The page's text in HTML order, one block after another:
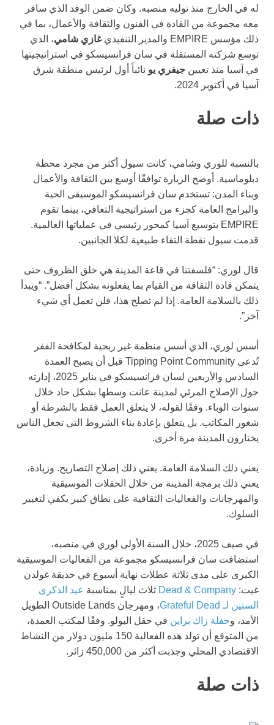
له في الخارج منذ توليه منصبه. وكان ضمن الوفد الذي سافر
معه مجموعة من القادة في الفنون والثقافة والأعمال، بما في
ذلك مؤسس EMPIRE والمدير التنفيذي
غازي شامي، الذي
توسع شركته المستقلة في سان فرانسيسكو في استراتيجيتها
في آسيا منذ تعيين جيفري يو نائباً أول لرئيس منطقة شرق
آسيا في أكتوبر 2024.
ذات صلة
بالنسبة للوري وشامي، كانت سيول أكثر من مجرد محطة
دبلوماسية. أوضح الزيارة توافقًا أوسع بين الثقافة والأعمال
وبناء المدن: تستخدم سان فرانسيسكو الموسيقى الحية
والبرامج العامة كجزء من استراتيجية التعافي، بينما تقوم
EMPIRE بتوسيع آسيا كمحور رئيسي في عملياتها العالمية.
قدمت سيول نقطة التقاء طبيعية لكلا الجانبين.
قال لوري: “فلسفتنا في قاعة المدينة هي خلق الظروف حتى
يتمكن قادة الثقافة من القيام بما يفعلونه بشكل أفضل”. “ويبدأ
ذلك بالسلامة العامة. إذا لم تصلح هذا، فلن تعمل أي شيء
آخر”.
أسس لوري، الذي أسس منظمة غير ربحية لمكافحة الفقر
تُدعى Tipping Point Community قبل أن يصبح العمدة
السادس والأربعين لسان فرانسيسكو في يناير 2025، إدارته
حول الإصلاح المرئي لمدينة عانت وسطها بشكل حاد خلال
سنوات الوباء. وفقًا لقوله، لا يتعلق العمل فقط بالشرطة أو
شغور المكاتب. بل يتعلق بإعادة بناء الشروط التي تجعل الناس
يختارون المدينة مرة أخرى.
يعني ذلك السلامة العامة. يعني ذلك إصلاح التصاريح. وزيادة،
يعني ذلك برمجة المدينة من خلال الحفلات الموسيقية
والمهرجانات والفعاليات الثقافية على نطاق كبير يكفي لتغيير
السلوك.
في صيف 2025، خلال السنة الأولى لوري في منصبه،
استضافت سان فرانسيسكو مجموعة من الفعاليات الموسيقية
الكبرى على مدى ثلاثة عطلات نهاية أسبوع في حديقة غولدن
غيت: Dead & Company ثلاث ليالٍ بمناسبة عيد الذكرى
الستين لـ Grateful Dead
، ومهرجان Outside Lands الطويل
الأمد، وحفلة زاك براين في حقل البولو. وفقًا لمكتب العمدة،
من المتوقع أن تولد هذه الفعالية 150 مليون دولار من النشاط
الاقتصادي المحلي وجذبت أكثر من 450,000 زائر.
ذات صلة